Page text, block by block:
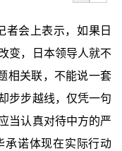
者会上表示，如果日
变，日本领导人就不
相关联，不能说一套
步步越线，仅凭一句
当认真对待中方的严
承诺体现在实际行动